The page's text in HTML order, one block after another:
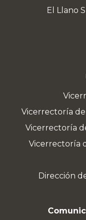
El Llano
Vicerrectoría
Vicerrectoría
Vicerrectoría
Dirección